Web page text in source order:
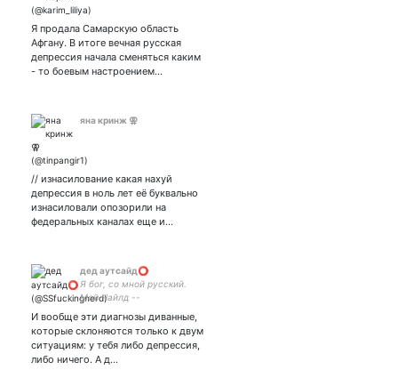
Я продала Самарскую область
Афгану. В итоге вечная русская
депрессия начала сменяться каким
- то боевым настроением…
яна кринж ⚢
// изнасилование какая нахуй
депрессия в ноль лет её буквально
изнасиловали опозорили на
федеральных каналах еще и…
дед аутсайд⭕
Я бог, со мной русский.
Мой Чайлд --
И вообще эти диагнозы диванные,
которые склоняются только к двум
ситуациям: у тебя либо депрессия,
либо ничего. А д…